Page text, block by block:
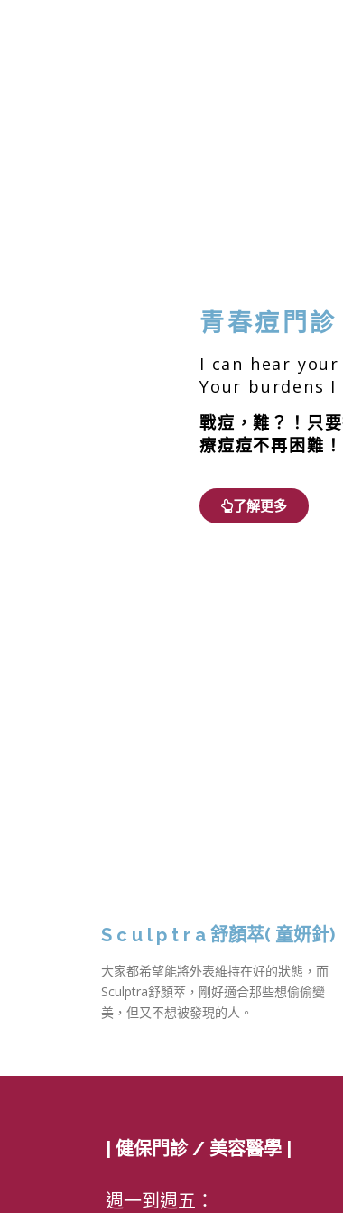
青春痘門診
I can hear
Your burdens
戰痘，難？！只
療痘痘不再困難！
了解更多
S c u l p t r a 舒顏萃( 童妍針)
大家都希望能將外表維持在好的狀態，而
Sculptra舒顏萃，剛好適合那些想偷偷變
美，但又不想被發現的人。
| 健保門診 / 美容醫學 |
週一到週五：